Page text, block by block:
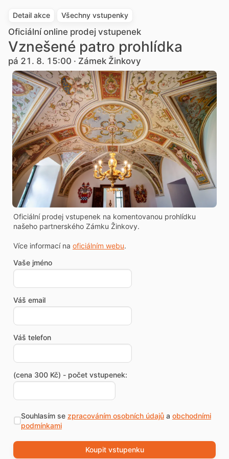
Detail akce Všechny vstupenky
Oficiální online prodej vstupenek
Vznešené patro prohlídka
pá 21. 8. 15:00 · Zámek Žinkovy
Oficiální prodej vstupenek na komentovanou prohlídku
našeho partnerského Zámku Žinkovy.
Více informací na oficiálním webu.
Vaše jméno
Váš email
Váš telefon
(cena 300 Kč) - počet vstupenek:
Souhlasím se zpracováním osobních údajůa obchodními
podmínkami
Koupit vstupenku